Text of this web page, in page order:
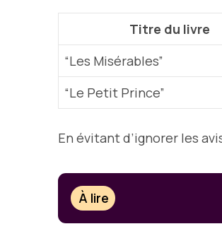
Titre du livre
“Les Misérables”
“Le Petit Prince”
En évitant d’ignorer les
À lire